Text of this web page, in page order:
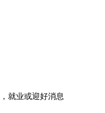
就业或迎好消息